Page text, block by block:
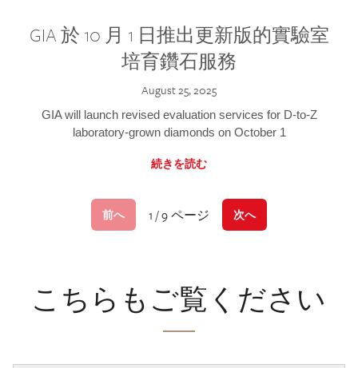
GIA 於 10 月 1 日推出更新版的實驗室
培育鑽石服務
August 25, 2025
GIA will launch revised evaluation services for D-to-Z
laboratory-grown diamonds on October 1
続きを読む
前へ 1 / 9 ページ 次へ
こちらもご覧ください